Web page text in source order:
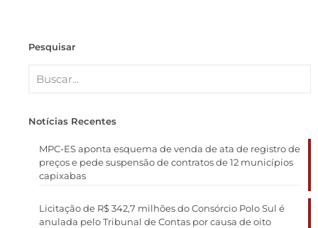
Pesquisar
Notícias Recentes
MPC-ES aponta esquema de venda de ata de registro de
preços e pede suspensão de contratos de 12 municípios
capixabas
Licitação de R$ 342,7 milhões do Consórcio Polo Sul é
anulada pelo Tribunal de Contas por causa de oito